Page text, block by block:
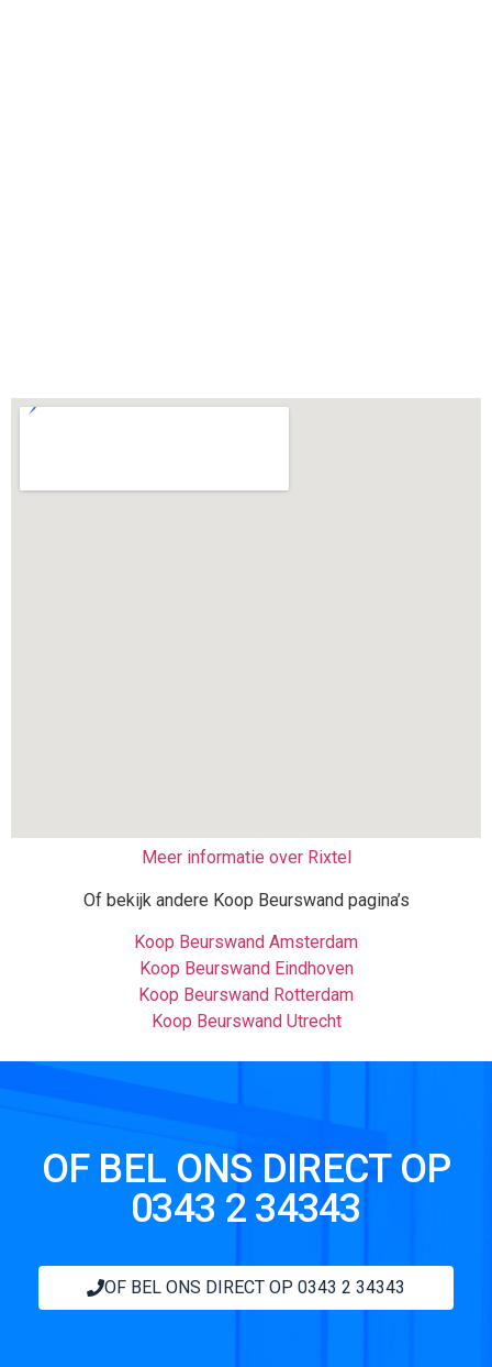
Meer informatie over Rixtel
Of bekijk andere Koop Beurswand pagina’s
Koop Beurswand Amsterdam
Koop Beurswand Eindhoven
Koop Beurswand Rotterdam
Koop Beurswand Utrecht
OF BEL ONS DIRECT OP
0343 2 34343
OF BEL ONS DIRECT OP 0343 2 34343